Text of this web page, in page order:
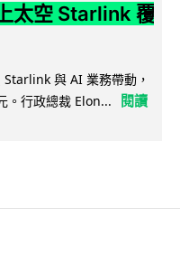
太空 Starlink 覆
與 AI 業務帶動，
。行政總裁 Elon...
閱讀